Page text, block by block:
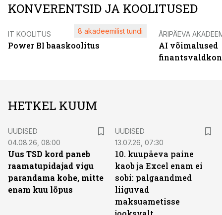
KONVERENTSID JA KOOLITUSED
IT KOOLITUS
Power BI baaskoolitus
8 akadeemilist tundi ÄRIPÄEVA
AI võimalused
HETKEL KUUM
UUDISED
04.08.26, 08:00
Uus TSD kord paneb
raamatupidajad vigu
parandama kohe, mitte
enam kuu lõpus
UUDISED
13.07.26, 07:30
10. kuupäeva paine
kaob ja Excel enam ei
sobi: palgaandmed
liiguvad
maksuametisse